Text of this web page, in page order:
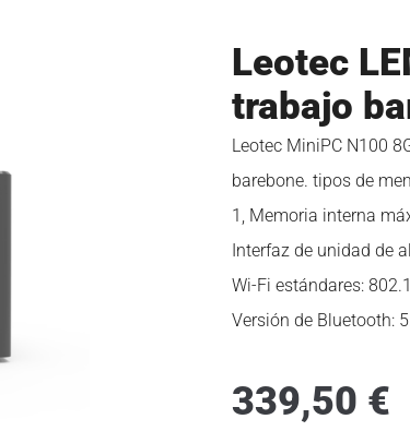
Leotec
trabajo
Leotec MiniPC N100
barebone. tipos de
1, Memoria interna
Interfaz de unidad de
Wi-Fi estándares:
Versión de Bluetooth:
339,50 €